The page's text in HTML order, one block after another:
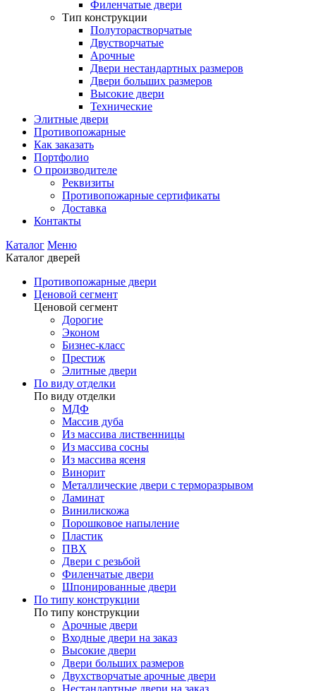
Филенчатые двери
Тип конструкции
Полуторастворчатые
Двустворчатые
Арочные
Двери нестандартных размеров
Двери больших размеров
Высокие двери
Технические
Элитные двери
Противопожарные
Как заказать
Портфолио
О производителе
Реквизиты
Противопожарные сертификаты
Доставка
Контакты
Каталог Меню
Каталог дверей
Противопожарные двери
Ценовой сегмент
Ценовой сегмент
Дорогие
Эконом
Бизнес-класс
Престиж
Элитные двери
По виду отделки
По виду отделки
МДФ
Массив дуба
Из массива лиственницы
Из массива сосны
Из массива ясеня
Винорит
Металлические двери с терморазрывом
Ламинат
Винилискожа
Порошковое напыление
Пластик
ПВХ
Двери с резьбой
Филенчатые двери
Шпонированные двери
По типу конструкции
По типу конструкции
Арочные двери
Входные двери на заказ
Высокие двери
Двери больших размеров
Двухстворчатые арочные двери